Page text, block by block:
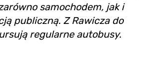
samochodem, jak i
publiczną. Z Rawicza do
regularne autobusy.